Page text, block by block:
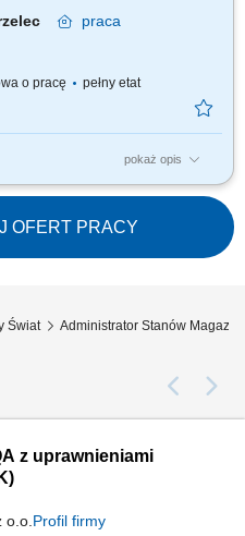
praca
o pracę pełny etat
pokaż opis
nadzór i codzienna
„stocku” Nadzór i prawidłowe
magazynowej; Raportowanie i
OFERT PRACY
Świat Administrator Stanów
z uprawnieniami
o.o. Profil firmy